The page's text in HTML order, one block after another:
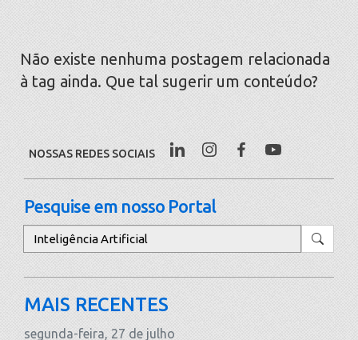
Não existe nenhuma postagem relacionada
à tag ainda. Que tal sugerir um conteúdo?
NOSSAS REDES SOCIAIS
Pesquise em nosso Portal
Pesquisar
MAIS RECENTES
segunda-feira, 27 de julho